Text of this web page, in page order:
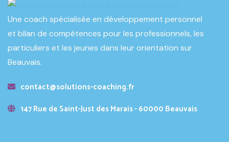
Une coach spécialisée en développement personnel
et bilan de compétences pour les professionnels, les
particuliers et les jeunes dans leur orientation sur
Beauvais.
contact@solutions-coaching.fr
147 Rue de Saint-Just des Marais - 60000 Beauvais